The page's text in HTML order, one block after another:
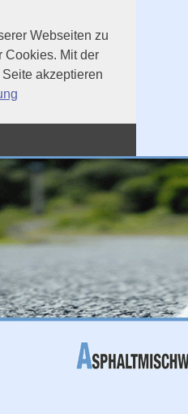
Webseiten zu
Cookies. Mit der
akzeptieren